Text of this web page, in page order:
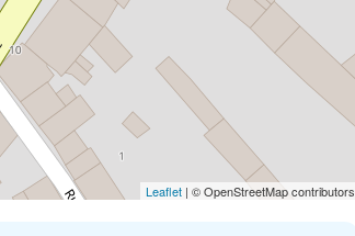
Leaflet | © OpenStreetMap contributors